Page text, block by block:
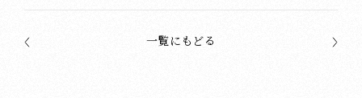
一覧にもどる